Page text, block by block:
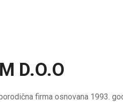
D.O.O
firma osnovana 1993.